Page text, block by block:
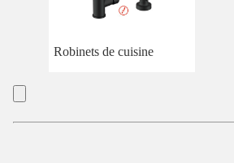
Robinets de cuisine